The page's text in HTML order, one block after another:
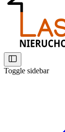
Toggle sidebar